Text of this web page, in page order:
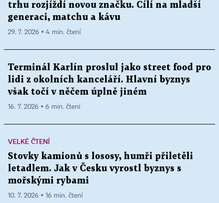
trhu rozjíždí novou značku. Cílí na mladší
generaci, matchu a kávu
29. 7. 2026 ▪ 4 min. čtení
Terminál Karlín proslul jako street food pro
lidi z okolních kanceláří. Hlavní byznys
však točí v něčem úplně jiném
16. 7. 2026 ▪ 6 min. čtení
VELKÉ ČTENÍ
Stovky kamionů s lososy, humři přiletěli
letadlem. Jak v Česku vyrostl byznys s
mořskými rybami
10. 7. 2026 ▪ 16 min. čtení